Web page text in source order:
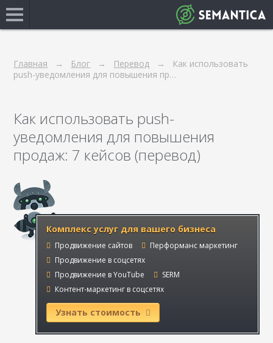
Главная Блог Перевод
Как использовать
push-уведомления для повышения пр…
Как использовать push-
уведомления для повышения
продаж: 7 кейсов (перевод)
Комплекс услуг для вашего бизнеса
Продвижение сайтов
Перформанс маркетинг
Продвижение в соцсетях
Продвижение в YouTube
SERM
Контент-маркетинг в соцсетях
Узнать стоимость